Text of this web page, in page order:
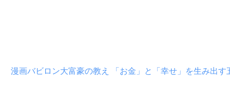
漫画バビロン大富豪の教え 「お金」と「幸せ」を生み出す